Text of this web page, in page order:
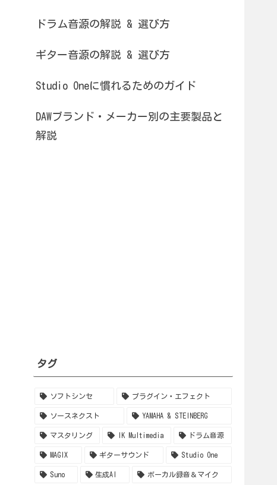
ドラム音源の解説 & 選び方
ギター音源の解説 & 選び方
Studio Oneに慣れるためのガイド
DAWブランド・メーカー別の主要製品と
解説
タグ
ソフトシンセ プラグイン・エフェクト
ソースネクスト YAMAHA & STEINBERG
マスタリング IK Multimedia ドラム音源
MAGIX ギターサウンド Studio One
Suno 生成AI ボーカル録音＆マイク